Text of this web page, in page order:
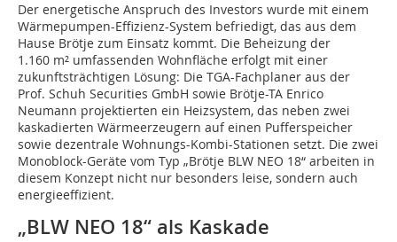
Der energetische Anspruch des Investors wurde mit einem
Wärmepumpen-Effizienz-System befriedigt, das aus dem
Hause Brötje zum Einsatz kommt. Die Beheizung der
1.160 m² umfassenden Wohnfläche erfolgt mit einer
zukunftsträchtigen Lösung: Die TGA-Fachplaner aus der
Prof. Schuh Securities GmbH sowie Brötje-TA Enrico
Neumann projektierten ein Heizsystem, das neben zwei
kaskadierten Wärmeerzeugern auf einen Pufferspeicher
sowie dezentrale Wohnungs-Kombi-Stationen setzt. Die zwei
Monoblock-Geräte vom Typ „Brötje BLW NEO 18“ arbeiten in
diesem Konzept nicht nur besonders leise, sondern auch
energieeffizient.
„BLW NEO 18“ als Kaskade